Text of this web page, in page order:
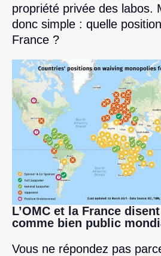
propriété privée des labos.
donc simple : quelle
France ?
L’OMC et la France
comme bien public
Vous ne répondez pas